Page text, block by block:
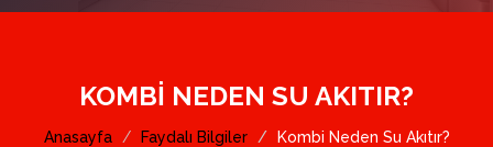
KOMBI NEDEN SU AKITIR?
Anasayfa Faydalı Bilgiler Kombi Neden Su Akıtır?